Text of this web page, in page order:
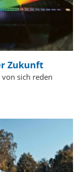
Zukunft
sich reden